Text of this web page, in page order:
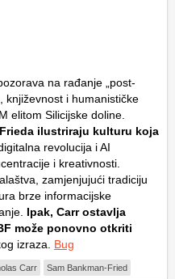
na rađanje „post-
književnost i humanističke
elitom Silicijske doline.
ilustriraju kulturu koja
revolucija i AI
i kreativnosti.
zamjenjujući tradiciju
brze informacijske
Ipak, Carr ostavlja
može ponovno otkriti
izraza. Bug
Carr Sam Bankman-Fried